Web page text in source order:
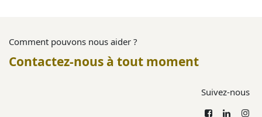
Comment pouvons nous aider ?
Contactez-nous à tout moment
Suivez-nous